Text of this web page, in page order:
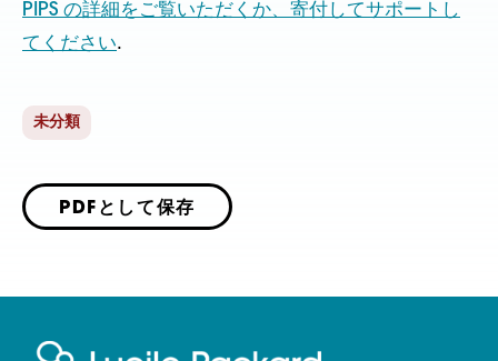
PIPS の詳細をご覧いただくか、寄付してサポートし
てください.
未分類
PDFとして保存